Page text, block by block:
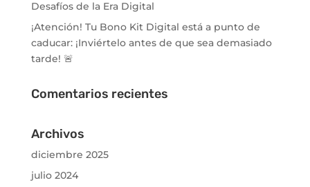
Desafíos de la Era Digital
¡Atención! Tu Bono Kit Digital está a punto de
caducar: ¡Inviértelo antes de que sea demasiado
tarde! 🚨
Comentarios recientes
Archivos
diciembre 2025
julio 2024